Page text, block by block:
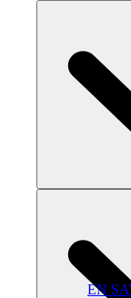
Agence
visibilité
sociaux.
EN